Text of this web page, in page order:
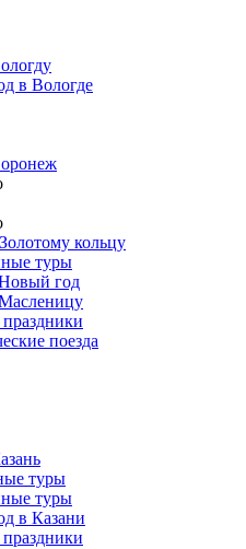
в Вологде
кольцу
туры
год
поезда
туры
туры
в Казани